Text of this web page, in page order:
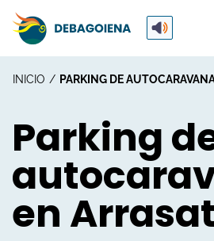
INICIO PARKING DE
Parking
en